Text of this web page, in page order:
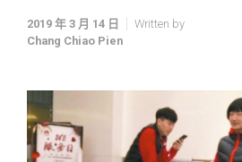
2019 年 3 月 14 日
Written by
Chang Chiao Pien